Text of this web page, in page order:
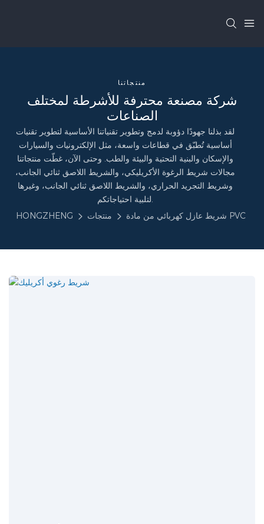
منتجاتنا
شركة مصنعة محترفة للأشرطة لمختلف
الصناعات
لقد بذلنا جهودًا دؤوبة لدمج وتطوير تقنياتنا الأساسية لتطوير تقنيات
أساسية تُطبّق في قطاعات واسعة، مثل الإلكترونيات والسيارات
والإسكان والبنية التحتية والبيئة والطب. وحتى الآن، غطّت منتجاتنا
مجالات شريط الرغوة الأكريليكي، والشريط اللاصق ثنائي الجانب،
وشريط التجريد الحراري، والشريط اللاصق ثنائي الجانب، وغيرها
لتلبية احتياجاتكم.
HONGZHENG
منتجات شريط عازل كهربائي من مادة PVC